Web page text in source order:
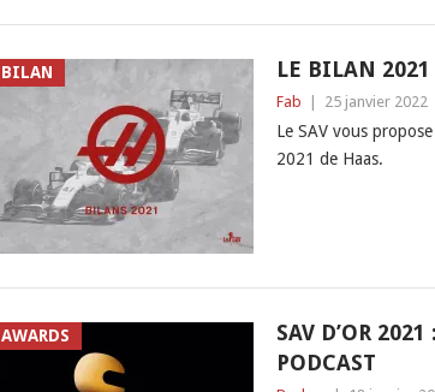
BILAN LE BILAN 2021
Fab 25 janvier 2022
Le SAV vous
2021 de Haas.
AWARDS
SAV D’OR
PODCAST